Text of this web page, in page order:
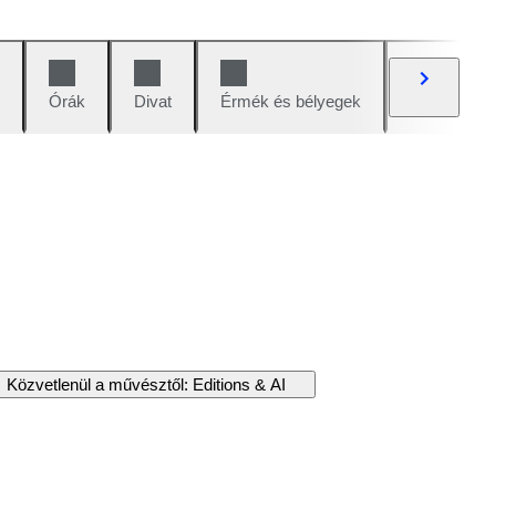
Órák Divat Érmék és bélyegek
Közvetlenül a művésztől: Editions & AI